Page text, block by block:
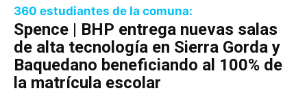
360 estudiantes de la comuna:
Spence | BHP entrega nuevas salas
de alta tecnología en Sierra Gorda y
Baquedano beneficiando al 100% de
la matrícula escolar